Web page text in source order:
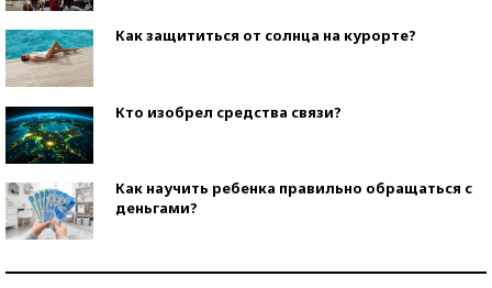
Как защититься от солнца на курорте?
Кто изобрел средства связи?
Как научить ребенка правильно обращаться с
деньгами?